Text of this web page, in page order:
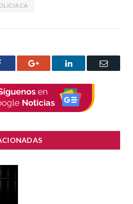
Facebook Google+ LinkedIn
Correo